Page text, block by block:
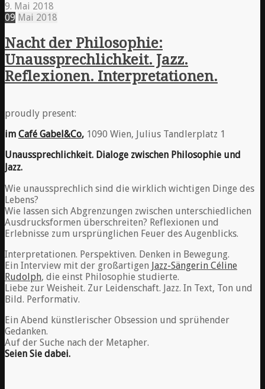
9. Mai 2018
09 Mai 2018
Nacht der Philosophie:
Unaussprechlichkeit. Jazz.
Reflexionen. Interpretationen.
proudly present:
im Café Gabel&Co, 1090 Wien, Julius Tandlerplatz 1
Unaussprechlichkeit. Dialoge zwischen Philosophie und
Jazz.
Wie unaussprechlich sind die wirklich wichtigen Dinge des
Lebens?
Wie lassen sich Abgrenzungen zwischen unterschiedlichen
Ausdrucksformen überschreiten? Reflexionen und
Erlebnisse zum ursprünglichen Feuer des Augenblicks.
Interpretationen. Perspektiven. Denken in Bewegung.
Ein Interview mit der großartigen Jazz-Sängerin Céline
Rudolph, die einst Philosophie studierte.
Liebe zur Weisheit. Zur Leidenschaft. Jazz. In Text, Ton und
Bild. Performativ.
Ein Abend künstlerischer Obsession und sprühender
Gedanken.
Auf der Suche nach der Metapher.
Seien Sie dabei.